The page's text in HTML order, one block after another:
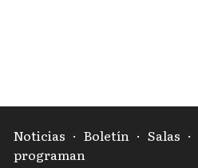
Noticias · Boletín · Salas ·
programan